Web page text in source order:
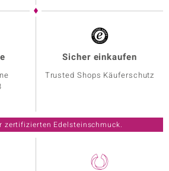
Sicher einkaufen
Trusted Shops Käuferschutz
zertifizierten Edelsteinschmuck.